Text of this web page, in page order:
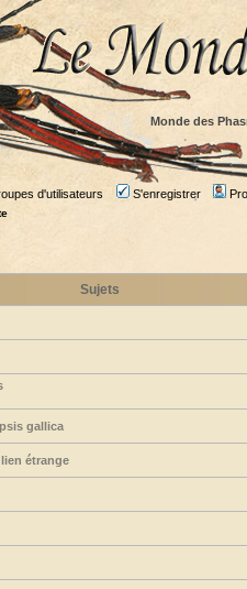
Monde des
d'utilisateurs S'enregistrer
Sujets
gallica
étrange